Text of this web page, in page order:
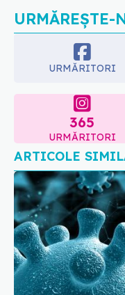
URMĂREȘTE-
URMĂRITORI
365
URMĂRITORI
ARTICOLE